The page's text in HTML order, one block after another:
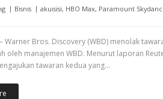
Bisnis akuisisi, HBO Max, Paramount
Warner Bros. Discovery (WBD) menolak
oleh manajemen WBD. Menurut laporan
tawaran kedua yang…